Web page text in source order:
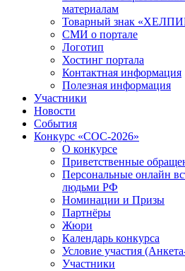
материалам
Товарный знак
СМИ о портале
Логотип
Хостинг портала
Контактная информация
Полезная информация
Участники
Новости
События
Конкурс «СОС-2026»
О конкурсе
Приветственные
Персональные онлайн
людьми РФ
Номинации и Призы
Партнёры
Жюри
Календарь конкурса
Условие участия
Участники